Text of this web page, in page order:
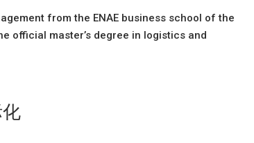
from the ENAE business school of the
official master’s degree in logistics and